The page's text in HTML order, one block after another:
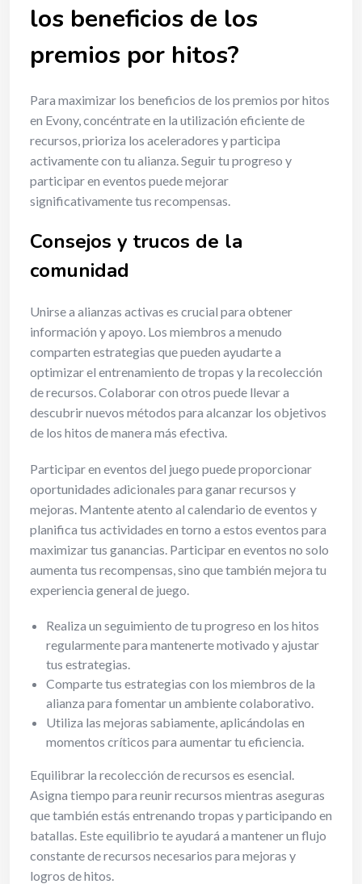
los beneficios de los
premios por hitos?
Para maximizar los beneficios de los premios por hitos
en Evony, concéntrate en la utilización eficiente de
recursos, prioriza los aceleradores y participa
activamente con tu alianza. Seguir tu progreso y
participar en eventos puede mejorar
significativamente tus recompensas.
Consejos y trucos de la
comunidad
Unirse a alianzas activas es crucial para obtener
información y apoyo. Los miembros a menudo
comparten estrategias que pueden ayudarte a
optimizar el entrenamiento de tropas y la recolección
de recursos. Colaborar con otros puede llevar a
descubrir nuevos métodos para alcanzar los objetivos
de los hitos de manera más efectiva.
Participar en eventos del juego puede proporcionar
oportunidades adicionales para ganar recursos y
mejoras. Mantente atento al calendario de eventos y
planifica tus actividades en torno a estos eventos para
maximizar tus ganancias. Participar en eventos no solo
aumenta tus recompensas, sino que también mejora tu
experiencia general de juego.
Realiza un seguimiento de tu progreso en los hitos
regularmente para mantenerte motivado y ajustar
tus estrategias.
Comparte tus estrategias con los miembros de la
alianza para fomentar un ambiente colaborativo.
Utiliza las mejoras sabiamente, aplicándolas en
momentos críticos para aumentar tu eficiencia.
Equilibrar la recolección de recursos es esencial.
Asigna tiempo para reunir recursos mientras aseguras
que también estás entrenando tropas y participando en
batallas. Este equilibrio te ayudará a mantener un flujo
constante de recursos necesarios para mejoras y
logros de hitos.